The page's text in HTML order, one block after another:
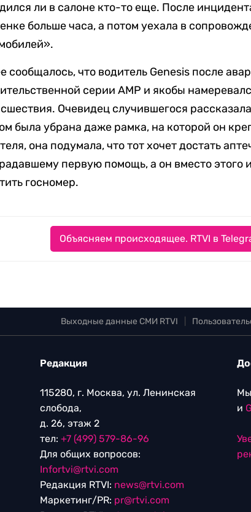
ли в салоне кто-то еще. После
больше часа, а потом уехала в
сообщалось, что водитель Genesis после
серии АМР и якобы
Очевидец случившегося
была убрана даже рамка, на которой он
она подумала, что тот хочет достать
первую помощь, а он вместо этого
госномер.
Объясняем происходящее. RTVI в
Выходные данные СМИ RTVI
Редакция
115280, г. Москва, ул. Ленинская
слобода,
д. 26, этаж 2
тел: +7 (499) 579-86-96
Для общих вопросов:
Infortvi@rtvi.com
Редакция RTVI: news@rtvi.com
Маркетинг/PR: pr@rtvi.com
и